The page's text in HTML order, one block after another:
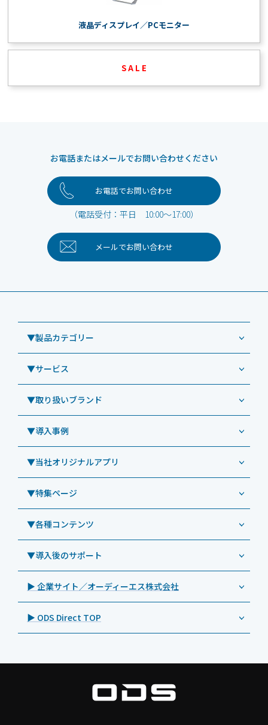
液晶ディスプレイ／PCモニター
S A L E
お電話またはメールでお問い合わせください
お電話でお問い合わせ
（電話受付：平日 10:00～17:00）
メールでお問い合わせ
▼製品カテゴリー
業務用タブレット
Windowsタブレット TW2A-NF9LTA
Windowsタブレット TW2A-N9LTA
Windowsタブレット TW2A-N9LT
Windowsタブレット TW2A-E9LT
Androidタブレット TA2C-NF8
Androidタブレット TA2C-NF8BL
Androidタブレット TA2C-CS8
Androidタブレット TA2C-CS8BL
Androidタブレット TA2C-DR94G
Androidタブレット TA2C-M8AC
Androidタブレット TA2C-M8
デジタルホワイトボード／電子黒板
▼サービス
コールセンター
CRMシステム「カイゼンコール」
リペアサービス
教育機関向けiPad修理パック
社内ヘルプデスク代行サービス
教育機関向けiPad管理運用パック
教育機関向けICT支援ソリューション
教育機関向けネットワーク機器導入保守
キッティング
自治体向けDXソリューションサービス
法人向けiPad修理＆デバイス買取サービス
▼取り扱いブランド
ODS（オーディーエス）
LG（エルジー）
ViewSonic（ビューソニック）
PHILIPS（フィリップス）
DynaScan（ダイナスキャン）
SAMSUNG（サムスン）
Goodview（グッドビュー）
Cloudpoint（クラウドポイント）
BenQ（ベンキュー）
Magconn（マグコン）
BIAMP ／ Apart Audio（バイアンプ）
SpeakerCraft（スピーカークラフト）
▼導入事例
導入事例（業務用タブレット、デジタルサイネージほか）
事例：業務用タブレット端末
事例：業務用サイネージ・プロジェクター
事例：業務用オーディオ・その他AV機器
事例：サービス
▼当社オリジナルアプリ
業務効率化アプリ「NFCオプティマイザー」
サポート支援アプリ「ログ送信アプリ」
MDMアプリ「Tablet Control」
▼特集ページ
業務用タブレット
>特長1：USB Type-Aポート
>特長2：microHDMIポート
>特長3：AC常時給電タイプ
>飲食向けタブレット
>ホテル向けタブレット
>NFCタブレット
▼各種コンテンツ
特集記事
製品カタログ
プレスリリース
製品写真
▼導入後のサポート
オーディーエスPCカスタマーセンター
▶ 企業サイト／オーディーエス株式会社
▶ ODS Direct TOP